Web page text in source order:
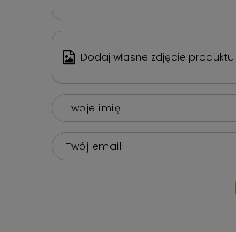
Dodaj własne zdjęcie produktu:
Twoje imię
Twój email